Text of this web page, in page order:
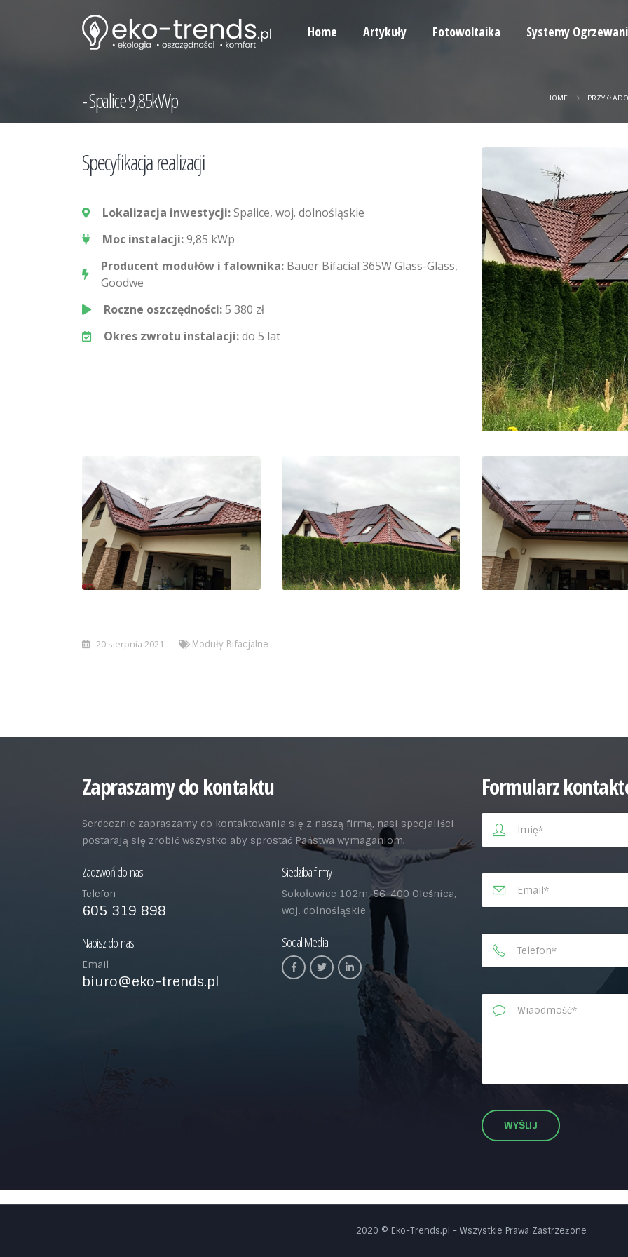
Home Artykuły Fotowoltaika Systemy
Spalice 9,85kWp HOME
Specyfikacja realizacji
Lokalizacja inwestycji:Spalice, woj. dolnośląskie
Moc instalacji:9,85 kWp
Producent modułów i falownika: Bauer Bifacial 365W Glass-Glass,
Goodwe
Roczne oszczędności:5 380 zł
Okres zwrotu instalacji:do 5 lat
20 sierpnia 2021 Moduły Bifacjalne
Zapraszamy do kontaktu
Serdecznie zapraszamy do kontaktowania się z naszą firmą, nasi specjaliści
postarają się zrobić wszystko aby sprostać Państwa wymaganiom.
Zadzwoń do nas
Telefon
605 319 898
Napisz do nas
Email
biuro@eko-trends.pl
Siedziba firmy
Sokołowice 102m, 56-400 Oleśnica,
woj. dolnośląskie
Social Media
Formularz
2020 © Eko-Trends.pl - Wszystkie Prawa Zastrzeżone